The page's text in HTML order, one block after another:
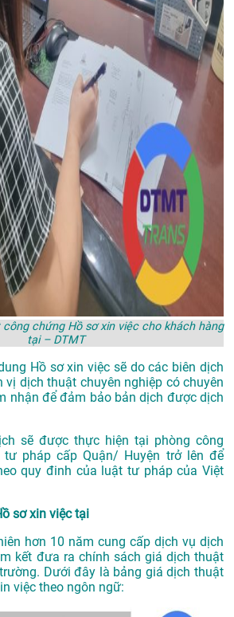
chứng Hồ sơ xin việc cho khách hàng
tại – DTMT
Hồ sơ xin việc sẽ do các biên dịch
dịch thuật chuyên nghiệp có chuyên
nhận để đảm bảo bản dịch được dịch
sẽ được thực hiện tại phòng công
pháp cấp Quận/ Huyện trở lên để
quy đinh của luật tư pháp của Việt
sơ xin việc tại
hơn 10 năm cung cấp dịch vụ dịch
kết đưa ra chính sách giá dịch thuật
Dưới đây là bảng giá dịch thuật
việc theo ngôn ngữ: